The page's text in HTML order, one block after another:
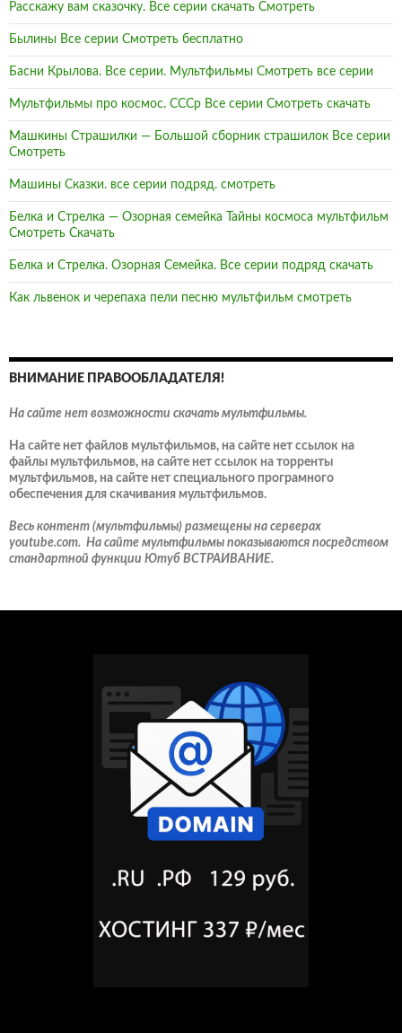
Расскажу вам сказочку. Все серии скачать Смотреть
Былины Все серии Смотреть бесплатно
Басни Крылова. Все серии. Мультфильмы Смотреть все серии
Мультфильмы про космос. СССр Все серии Смотреть скачать
Машкины Страшилки — Большой сборник страшилок Все серии
Смотреть
Машины Сказки. все серии подряд. смотреть
Белка и Стрелка — Озорная семейка Тайны космоса мультфильм
Смотреть Скачать
Белка и Стрелка. Озорная Семейка. Все серии подряд скачать
Как львенок и черепаха пели песню мультфильм смотреть
ВНИМАНИЕ ПРАВООБЛАДАТЕЛЯ!
На сайте нет возможности скачать мультфильмы.
На сайте нет файлов мультфильмов, на сайте нет ссылок на
файлы мультфильмов, на сайте нет ссылок на торренты
мультфильмов, на сайте нет специального програмного
обеспечения для скачивания мультфильмов.
Весь контент (мультфильмы) размещены на серверах
youtube.com. На сайте мультфильмы показываются посредством
стандартной функции Ютуб ВСТРАИВАНИЕ.